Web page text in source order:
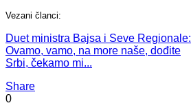
Vezani članci:
Duet ministra Bajsa i Seve Regionale:
Ovamo, vamo, na more naše, dođite
Srbi, čekamo mi...
Share
0